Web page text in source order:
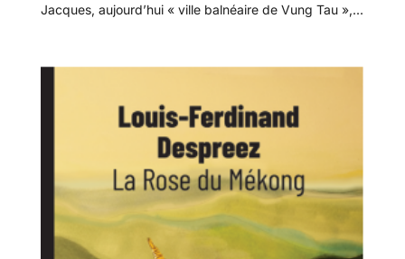
Jacques, aujourd’hui « ville balnéaire de Vung Tau »,...